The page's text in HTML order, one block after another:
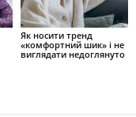
Як носити тренд
«комфортний шик» і не
виглядати недоглянуто